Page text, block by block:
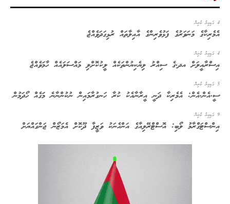
4 ގަޑިއިރު ކުރިން
އެމެރިކާގެ މަނަވަރުގެ ފަޅުވެރިންގެ އާއިލާތައް ރުޅިގަދަވެއްޖެ
4 ގަޑިއިރު ކުރިން
އިސްރާއީލަށް އދ.ގެ ސިއްރު ލިޔެކިޔުންތަކެއް ލީކުކޮށްލި މައްސަލައެއް ހާމަވެއްޖެ
5 ގަޑިއިރު ކުރިން
ސީ.އެން.އެން: އެމެރިކާ ދަނީ އީރާނާއެކު ކުރާ ހަނގުރާމައިން ނުކުންނާނެ މަގެއް ހޯދަމުން
9 ގަޑިއިރު ކުރިން
އިންސްޓަގްރާމު ލޯބި: އޮސްޓްރޭލިއާގެ އަންހެނަކު ވަޒީފާ ދޫކޮށް އެމަޒޯން ޖަންގައްޔަށް